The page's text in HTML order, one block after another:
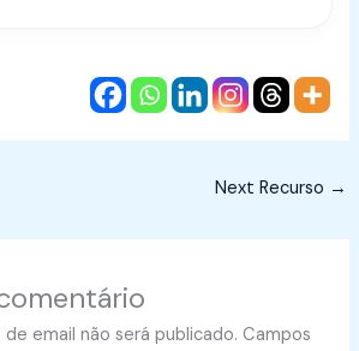
Next Recurso →
email não será publicado. Campos